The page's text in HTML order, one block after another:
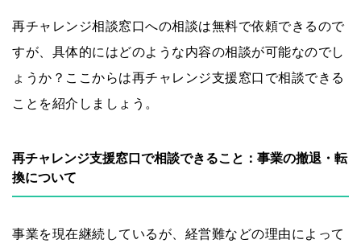
再チャレンジ相談窓口への相談は無料で依頼できるので
すが、具体的にはどのような内容の相談が可能なのでし
ょうか？ここからは再チャレンジ支援窓口で相談できる
ことを紹介しましょう。
再チャレンジ支援窓口で相談できること：事業の撤退・転
換について
事業を現在継続しているが、経営難などの理由によって